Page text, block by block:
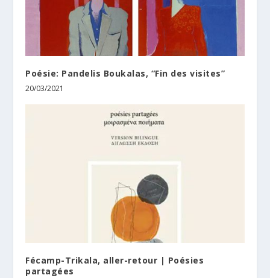
Poésie: Pandelis Boukalas, “Fin des visites”
20/03/2021
Fécamp-Trikala, aller-retour | Poésies
partagées